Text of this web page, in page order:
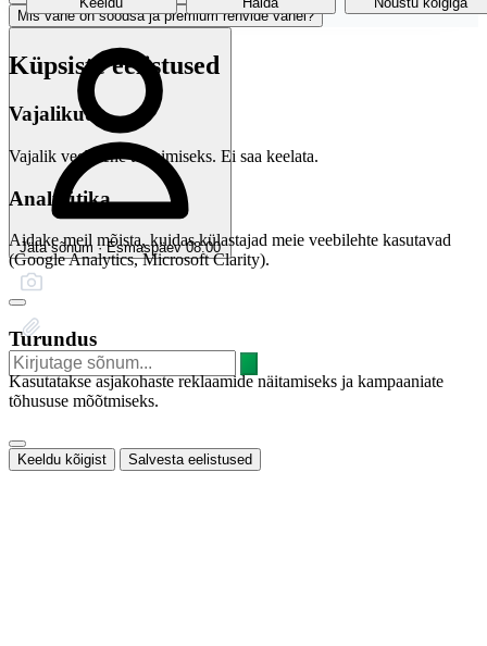
Mis vahe on soodsa ja premium rehvide vahel?
Jäta sõnum · Esmaspäev 08:00
Küpsiste eelistused
Vajalikud
Vajalik veebilehe toimimiseks. Ei saa keelata.
Analüütika
Aidake meil mõista, kuidas külastajad meie veebilehte kasutavad
(Google Analytics, Microsoft Clarity).
Turundus
Kasutatakse asjakohaste reklaamide näitamiseks ja kampaaniate
tõhususe mõõtmiseks.
Keeldu kõigist Salvesta eelistused